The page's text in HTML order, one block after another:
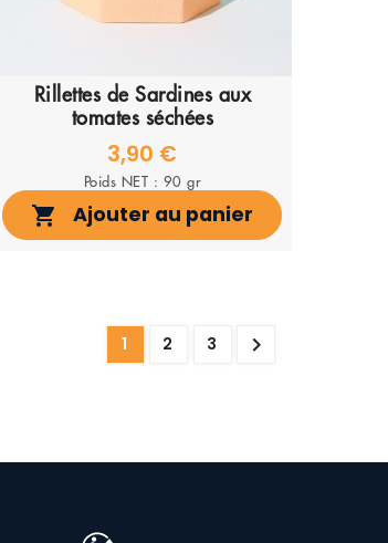
Rillettes de Sardines aux
tomates séchées
3,90 €
Poids NET : 90 gr
 Ajouter au panier
1 2 3 